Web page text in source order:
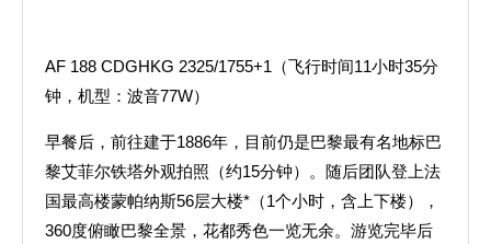
AF 188 CDGHKG 2325/1755+1（飞行时间11小时35分
钟，机型：波音77W）
早餐后，前往建于1886年，目前仍是巴黎最有名地标巴
黎艾菲尔铁塔外观拍照（约15分钟）。随后团队登上法
国最高楼蒙帕纳斯56层大楼*（1个小时，含上下楼），
360度俯瞰巴黎全景，花都秀色一览无余。游览完毕后